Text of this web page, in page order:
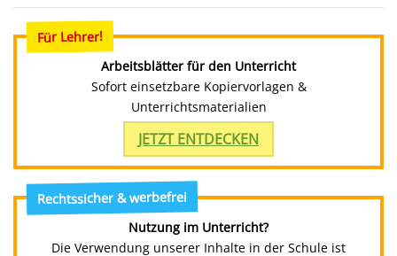
Für Lehrer!
Arbeitsblätter für den Unterricht
Sofort einsetzbare Kopiervorlagen &
Unterrichtsmaterialien
JETZT ENTDECKEN
Rechtssicher & werbefrei
Nutzung im Unterricht?
Die Verwendung unserer Inhalte in der Schule ist